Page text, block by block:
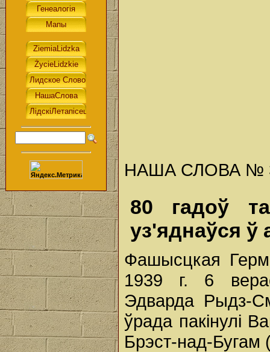
НАША СЛОВА №
80 гадоў
уз'яднаўся ў
Фашысцкая
1939 г. 6
Эдварда Рыдз-
ўрада пакінулі
Брэст-над-Бугам